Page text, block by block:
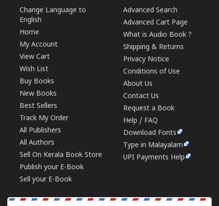
Change Language to
English
Home
My Account
View Cart
Wish List
Buy Books
New Books
Best Sellers
Track My Order
All Publishers
All Authors
Sell On Kerala Book Store
Publish your E-Book
Sell your E-Book
Advanced Search
Advanced Cart Page
What is Audio Book ?
Shipping & Returns
Privacy Notice
Conditions of Use
About Us
Contact Us
Request a Book
Help / FAQ
Download Fonts
Type in Malayalam
UPI Payments Help